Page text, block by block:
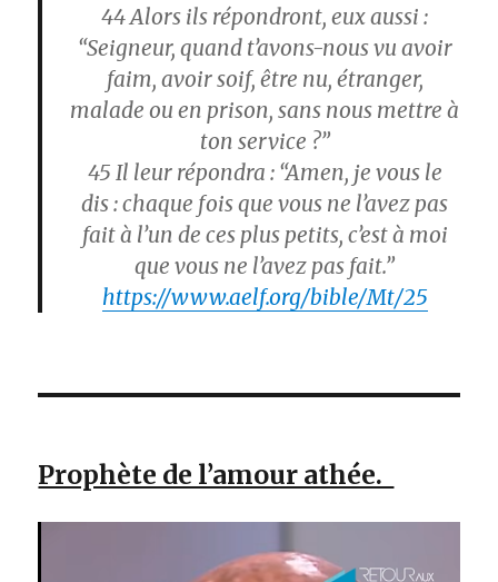
44Alors ils répondront, eux aussi :
“Seigneur, quand t’avons-nous vu avoir
faim, avoir soif, être nu, étranger,
malade ou en prison, sans nous mettre à
ton service ?”
45 Il leur répondra : “Amen, je vous le
dis : chaque fois que vous ne l’avez pas
fait à l’un de ces plus petits, c’est à moi
que vous ne l’avez pas fait.”
https://www.aelf.org/bible/Mt/25
Prophète de l’amour athée.